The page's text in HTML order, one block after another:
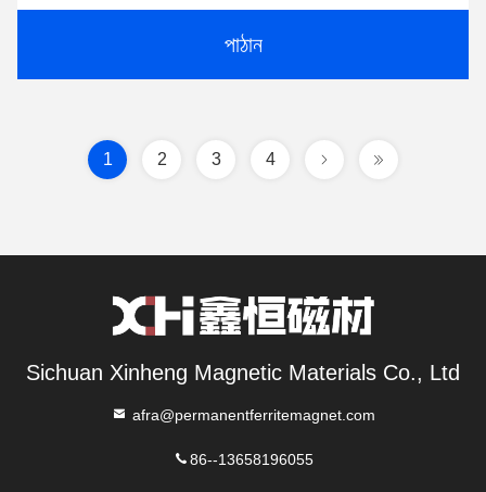
পাঠান
1 2 3 4
Sichuan Xinheng Magnetic Materials Co., Ltd
afra@permanentferritemagnet.com
86--13658196055